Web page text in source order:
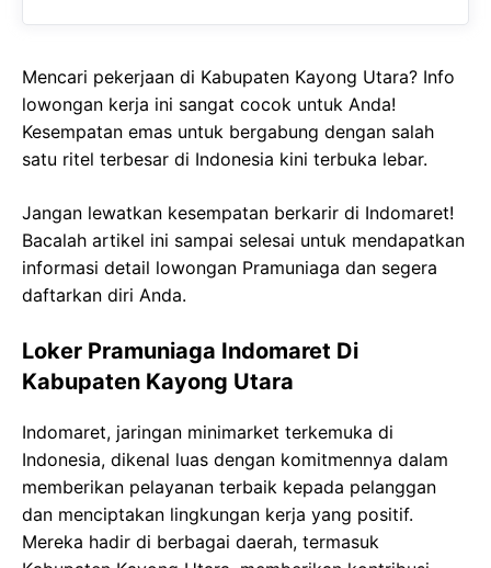
Mencari pekerjaan di Kabupaten Kayong Utara? Info
lowongan kerja ini sangat cocok untuk Anda!
Kesempatan emas untuk bergabung dengan salah
satu ritel terbesar di Indonesia kini terbuka lebar.
Jangan lewatkan kesempatan berkarir di Indomaret!
Bacalah artikel ini sampai selesai untuk mendapatkan
informasi detail lowongan Pramuniaga dan segera
daftarkan diri Anda.
Loker Pramuniaga Indomaret Di
Kabupaten Kayong Utara
Indomaret, jaringan minimarket terkemuka di
Indonesia, dikenal luas dengan komitmennya dalam
memberikan pelayanan terbaik kepada pelanggan
dan menciptakan lingkungan kerja yang positif.
Mereka hadir di berbagai daerah, termasuk